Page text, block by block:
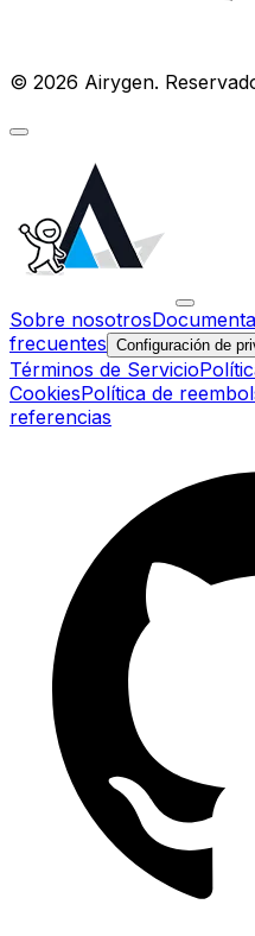
© 2026 Airygen.
Sobre nosotros
frecuentes Configuración de
Términos de Servicio
CookiesPolítica de
referencias